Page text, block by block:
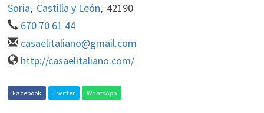
Soria, Castilla y León, 42190
670 70 61 44
casaelitaliano@gmail.com
http://casaelitaliano.com/
Facebook Twitter WhatsApp